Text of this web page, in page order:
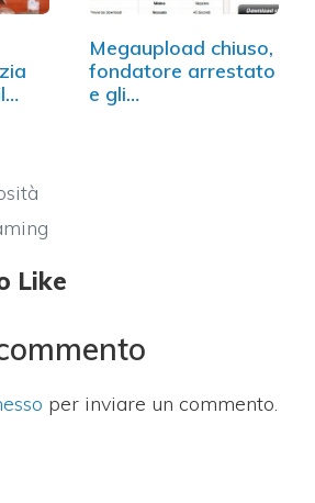
Megaupload chiuso,
fondatore arrestato
e gli…
Like
per inviare un commento.